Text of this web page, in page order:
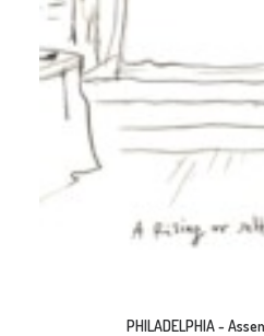
AJOUTER
PHILADELPHIA -